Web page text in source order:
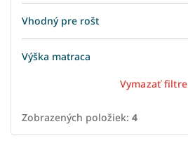
Vhodný pre rošt
Výška matraca
Vymazať filtre
Zobrazených položiek: 4